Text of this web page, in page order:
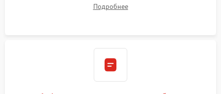
герметиком для предотвращения возможных протечек воды.
Подробнее